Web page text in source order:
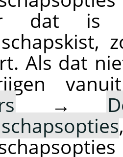
dat is
Als dat
→